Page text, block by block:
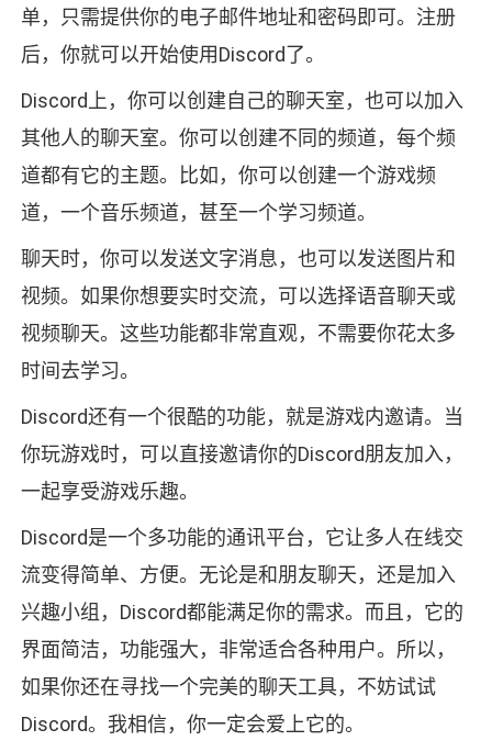
单，只需提供你的电子邮件地址和密码即可。注册
后，你就可以开始使用Discord了。
Discord上，你可以创建自己的聊天室，也可以加入
其他人的聊天室。你可以创建不同的频道，每个频
道都有它的主题。比如，你可以创建一个游戏频
道，一个音乐频道，甚至一个学习频道。
聊天时，你可以发送文字消息，也可以发送图片和
视频。如果你想要实时交流，可以选择语音聊天或
视频聊天。这些功能都非常直观，不需要你花太多
时间去学习。
Discord还有一个很酷的功能，就是游戏内邀请。当
你玩游戏时，可以直接邀请你的Discord朋友加入，
一起享受游戏乐趣。
Discord是一个多功能的通讯平台，它让多人在线交
流变得简单、方便。无论是和朋友聊天，还是加入
兴趣小组，Discord都能满足你的需求。而且，它的
界面简洁，功能强大，非常适合各种用户。所以，
如果你还在寻找一个完美的聊天工具，不妨试试
Discord。我相信，你一定会爱上它的。